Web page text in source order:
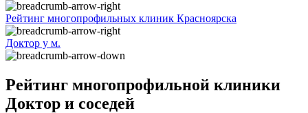
Рейтинг многопрофильных клиник Красноярска
Доктор у м.
Рейтинг многопрофильной клиники
Доктор и соседей